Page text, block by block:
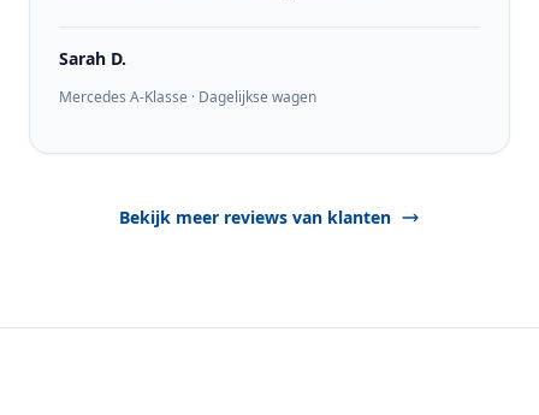
Sarah D.
Mercedes A-Klasse · Dagelijkse wagen
Bekijk meer reviews van klanten